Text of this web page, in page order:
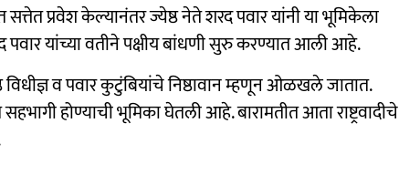
प्रवेश केल्यानंतर ज्येष्ठ नेते शरद पवार यांनी या भूमिकेला
पवार यांच्या वतीने पक्षीय बांधणी सुरु करण्यात आली आहे.
व पवार कुटुंबियांचे निष्ठावान म्हणून ओळखले जातात.
होण्याची भूमिका घेतली आहे. बारामतीत आता राष्ट्रवादीचे